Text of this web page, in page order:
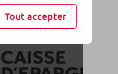
Tout accepter